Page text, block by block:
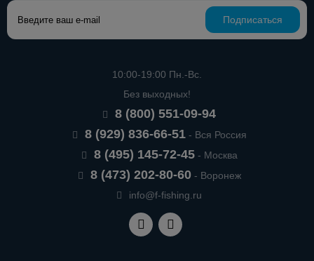
Подписаться
10:00-19:00 Пн.-Вс.
Без выходных!
8 (800) 551-09-94
8 (929) 836-66-51- Вся Россия
8 (495) 145-72-45- Москва
8 (473) 202-80-60- Воронеж
info@f-fishing.ru